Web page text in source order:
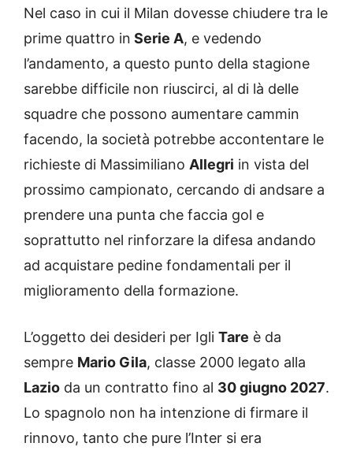
Nel caso in cui il Milan dovesse chiudere tra le
prime quattro in Serie A, e vedendo
l’andamento, a questo punto della stagione
sarebbe difficile non riuscirci, al di là delle
squadre che possono aumentare cammin
facendo, la società potrebbe accontentare le
richieste di Massimiliano Allegri in vista del
prossimo campionato, cercando di andsare a
prendere una punta che faccia gol e
soprattutto nel rinforzare la difesa andando
ad acquistare pedine fondamentali per il
miglioramento della formazione.
L’oggetto dei desideri per Igli Tare è da
sempre Mario Gila, classe 2000 legato alla
Lazio da un contratto fino al 30 giugno 2027.
Lo spagnolo non ha intenzione di firmare il
rinnovo, tanto che pure l’Inter si era